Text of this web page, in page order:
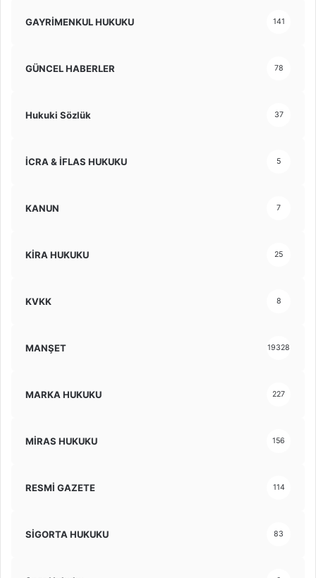
GAYRİMENKUL HUKUKU 141
GÜNCEL HABERLER 78
Hukuki Sözlük 37
İCRA & İFLAS HUKUKU 5
KANUN 7
KİRA HUKUKU 25
KVKK 8
MANŞET 19328
MARKA HUKUKU 227
MİRAS HUKUKU 156
RESMİ GAZETE 114
SİGORTA HUKUKU 83